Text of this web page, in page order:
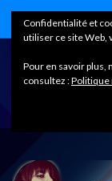
Confidentialité et
utiliser ce site Web,
Pour en savoir plus,
consultez :Politique